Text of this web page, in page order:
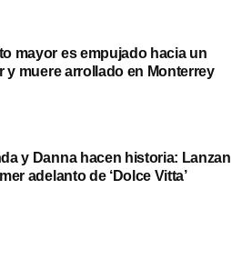
mayor es empujado hacia un
y muere arrollado en Monterrey
y Danna hacen historia: Lanzan
adelanto de ‘Dolce Vitta’